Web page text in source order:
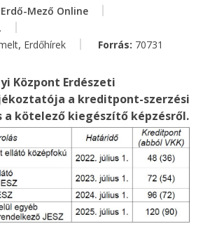
Mező Online
, Erdőhírek Forrás: 70731
Központ Erdészeti
a kreditpont-szerzési
a kötelező kiegészítő képzésről.